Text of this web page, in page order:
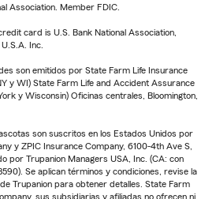
Association. Member FDIC.
card is U.S. Bank National Association,
Inc.
son emitidos por State Farm Life Insurance
y WI) State Farm Life and Accident Assurance
y Wisconsin) Oficinas centrales, Bloomington,
son suscritos en los Estados Unidos por
y ZPIC Insurance Company, 6100-4th Ave S,
por Trupanion Managers USA, Inc. (CA: con
Se aplican términos y condiciones, revise la
Trupanion para obtener detalles. State Farm
sus subsidiarias y afiliadas no ofrecen ni